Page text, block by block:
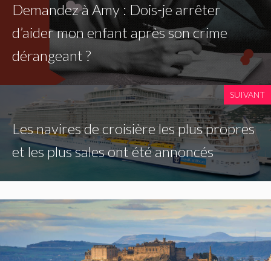
Demandez à Amy : Dois-je arrêter
d’aider mon enfant après son crime
dérangeant ?
SUIVANT
Les navires de croisière les plus propres
et les plus sales ont été annoncés